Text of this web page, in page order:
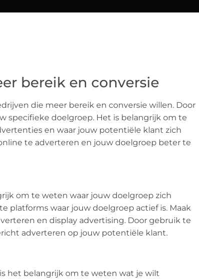
bereik en conversie
die meer bereik en conversie willen. Door
specifieke doelgroep. Het is belangrijk om te
en waar jouw potentiële klant zich
te adverteren en jouw doelgroep beter te
om te weten waar jouw doelgroep zich
platforms waar jouw doelgroep actief is. Maak
en display advertising. Door gebruik te
adverteren op jouw potentiële klant.
het belangrijk om te weten wat je wilt